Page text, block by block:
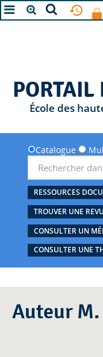
PORTAIL
École des
Catalogue
RESSOURCES
TROUVER UNE
CONSULTER UN
CONSULTER UNE